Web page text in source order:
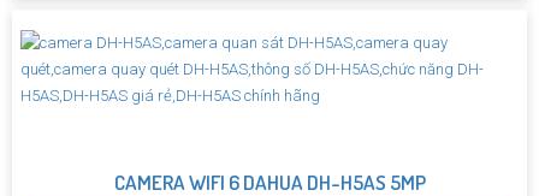
CAMERA WIFI 6 DAHUA DH-H5AS 5MP